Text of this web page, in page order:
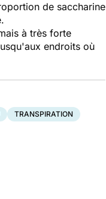
de saccharine
à très forte
endroits où
TRANSPIRATION